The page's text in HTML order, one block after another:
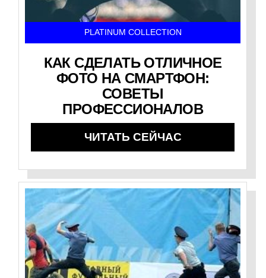
PLATINUM COLLECTION
КАК СДЕЛАТЬ ОТЛИЧНОЕ
ФОТО НА СМАРТФОН:
СОВЕТЫ
ПРОФЕССИОНАЛОВ
ЧИТАТЬ СЕЙЧАС